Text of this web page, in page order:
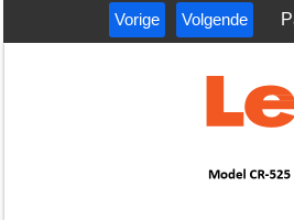
Vorige Volgende